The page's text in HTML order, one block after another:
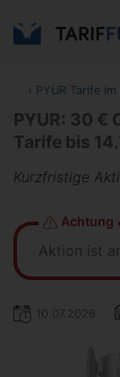
‹ PYUR Tarife
PYUR: 30 €
Tarife bis
Kurzfristige
Achtung
Aktion ist
10.07.2026